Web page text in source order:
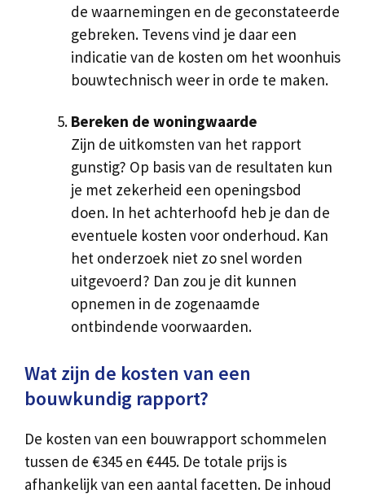
de waarnemingen en de geconstateerde
gebreken. Tevens vind je daar een
indicatie van de kosten om het woonhuis
bouwtechnisch weer in orde te maken.
Bereken de woningwaarde
Zijn de uitkomsten van het rapport
gunstig? Op basis van de resultaten kun
je met zekerheid een openingsbod
doen. In het achterhoofd heb je dan de
eventuele kosten voor onderhoud. Kan
het onderzoek niet zo snel worden
uitgevoerd? Dan zou je dit kunnen
opnemen in de zogenaamde
ontbindende voorwaarden.
Wat zijn de kosten van een
bouwkundig rapport?
De kosten van een bouwrapport schommelen
tussen de €345 en €445. De totale prijs is
afhankelijk van een aantal facetten. De inhoud